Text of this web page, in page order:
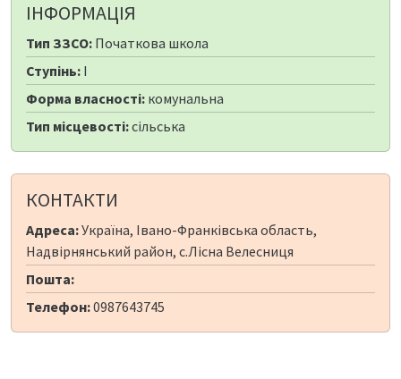
ІНФОРМАЦІЯ
Тип ЗЗСО: Початкова школа
Ступінь: I
Форма власності: комунальна
Тип місцевості:сільська
КОНТАКТИ
Адреса:Україна, Івано-Франківська область,
Надвірнянський район, с.Лісна Велесниця
Пошта:
Телефон:0987643745